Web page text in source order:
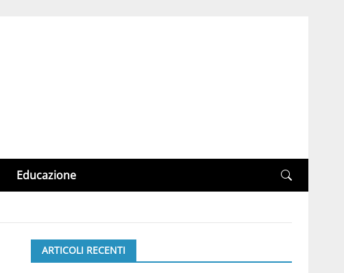
Educazione
ARTICOLI RECENTI